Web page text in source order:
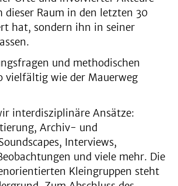
dieser Raum in den letzten 30
hat, sondern ihn in seiner
und methodischen
vielfältig wie der Mauerweg
interdisziplinäre Ansätze:
Archiv- und
Interviews,
und viele mehr. Die
Kleingruppen steht